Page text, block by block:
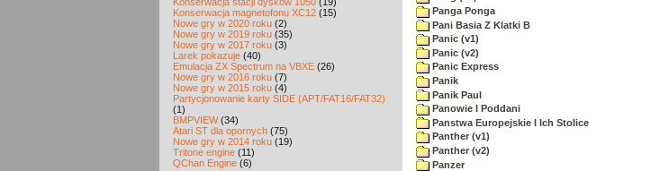
Konserwacja magnetofonu XC12 (15)
Nowe gry w 2020 roku (2)
Nowe gry w 2019 roku (35)
Nowe gry w 2017 roku (3)
Larek pokazuje (40)
Emulacja ZX Spectrum na VBXE (26)
Nowe gry w 2016 roku (7)
Nowe gry w 2015 roku (4)
Partycjonowanie karty SIDE (APT/FAT16/FAT32)
(1)
BMPVIEW(34)
Atari ST dla opornych (75)
Nowe gry w 2014 roku (19)
Tritone engine (11)
QChan Engine (6)
Panga Ponga
Pani Basia Z Klatki B
Panic (v1)
Panic (v2)
Panic Express
Panik
Panik Paul
Panowie I Poddani
Panstwa Europejskie I Ich Stolice
Panther (v1)
Panther (v2)
Panzer